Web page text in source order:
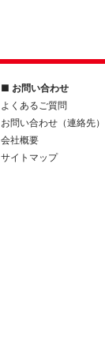
■ お問い合わせ
よくあるご質問
お問い合わせ（連絡先）
会社概要
サイトマップ